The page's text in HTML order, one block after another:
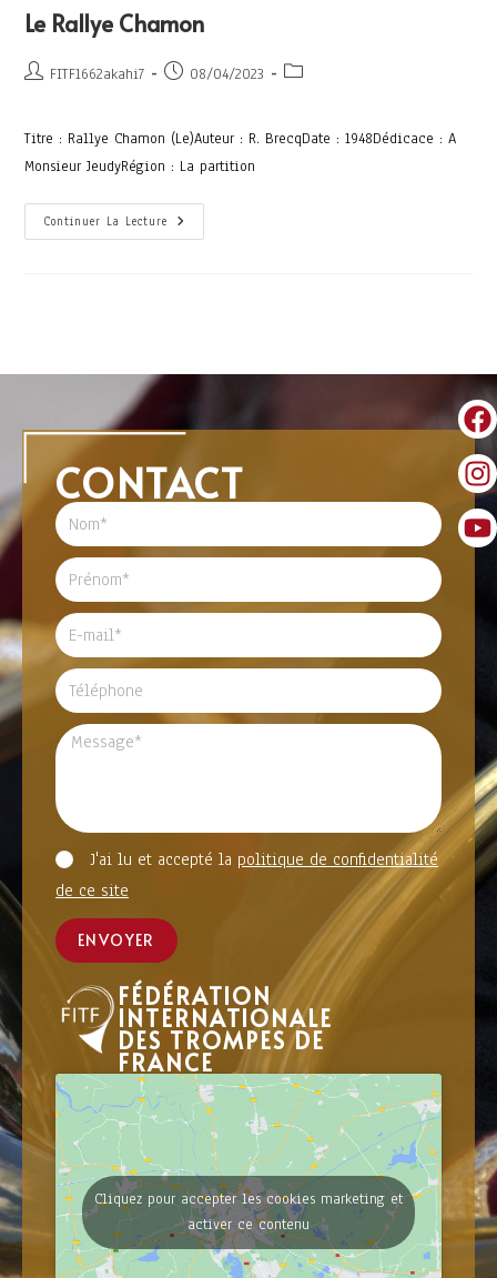
Le Rallye Chamon
FITF1662akahi7 08/04/2023
Titre : Rallye Chamon (Le)Auteur : R. BrecqDate : 1948Dédicace : A
Monsieur JeudyRégion : La partition
Continuer La Lecture
CONTACT
J'ai lu et accepté la politique de confidentialité
de ce site
ENVOYER
FÉDÉRATION
INTERNATIONALE
DES TROMPES DE
FRANCE
Cliquez pour accepter les cookies marketing et
activer ce contenu